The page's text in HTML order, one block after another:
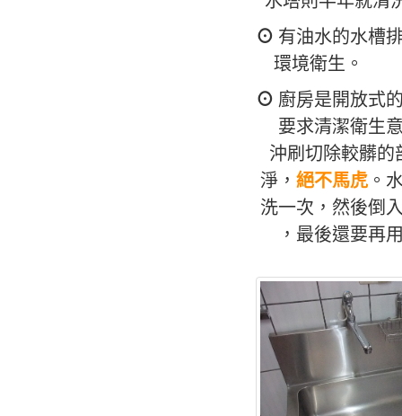
⊙ 有油水的水槽
環境衛生。
⊙ 廚房是開放式
要求清潔衛生
沖刷切除較髒
淨， 絕不馬虎 。
洗一次，然後倒
，最後還要再